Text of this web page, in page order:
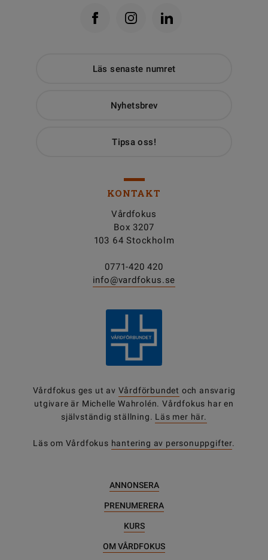
Läs senaste numret
Nyhetsbrev
Tipsa oss!
KONTAKT
Vårdfokus
Box 3207
103 64 Stockholm
0771-420 420
info@vardfokus.se
Vårdfokus ges ut av Vårdförbundet och ansvarig
utgivare är Michelle Wahrolén. Vårdfokus har en
självständig ställning. Läs mer här.
Läs om Vårdfokus hantering av personuppgifter.
ANNONSERA
PRENUMERERA
KURS
OM VÅRDFOKUS